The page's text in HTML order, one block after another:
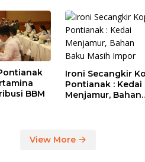
BBM
Ironi Secangkir
Pontianak : Kedai
Menjamur, Bahan
View More